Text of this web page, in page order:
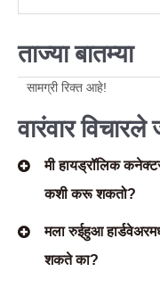
ताज्या बातम्या
सामग्री रिक्त आहे!
वारंवार विचारले
मी हायड्रॉलिक
कशी करू शकतो?
मला रुईहुआ
शकते का?